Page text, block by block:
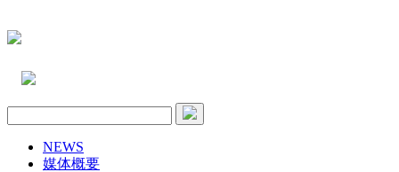
NEWS
媒体概要